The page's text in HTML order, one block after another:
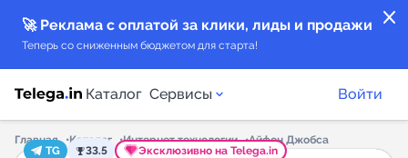
close
🚀 Реклама с оплатой за клики, лиды и продажи
Теперь со сниженным бюджетом для старта!
Каталог Сервисы Войти
Главная Каталог Интернет технологии
Айфон Джобса
TG
33.5 Эксклюзивно на Telega.in